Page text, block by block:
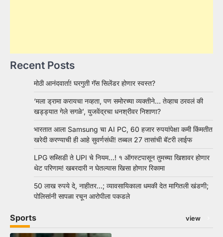
Recent Posts
मोठी आनंदवार्ता! घरगुती गॅस सिलेंडर होणार स्वस्त?
‘मला ड्रामा करायचा नव्हता, पण समोरच्या व्यक्तीने… तेव्हाच ठरवलं की
खड्ड्यात गेले सगळे’, युजवेंद्रचा धनश्रीवर निशाणा?
भारतात आला Samsung चा AI PC, 60 हजार रुपयांपेक्षा कमी किंमतीत
खरेदी करण्याची ही आहे सुवर्णसंधी! तब्बल 27 तासांची बॅटरी लाईफ
LPG सब्सिडी ते UPI चे नियम…! १ ऑगस्टपासून तुमच्या खिशावर होणार
थेट परिणाम! खबरदारी न घेतल्यास खिसा होणार रिकामा
50 लाख रुपये दे, नाहीतर…; व्यावसायिकाला धमकी देत मागितली खंडणी;
पोलिसांनी सापळा रचून आरोपीला पकडले
Sports view